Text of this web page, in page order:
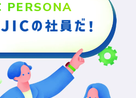
PERSONA